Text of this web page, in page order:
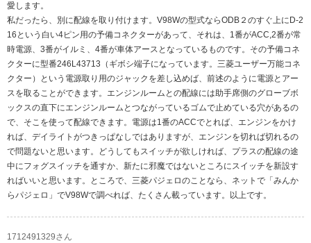
愛します。
私だったら、別に配線を取り付けます。V98Wの型式ならODB２のすぐ上にD-2
16という白い4ピン用の予備コネクターがあって、それは、1番がACC,2番が常
時電源、3番がイルミ、4番が車体アースとなっているものです。その予備コネ
クターに型番246L43713（ギボシ端子になっています。三菱ユーザー万能コネ
クター）という電源取り用のジャックを差し込めば、前述のように電源とアー
スを取ることができます。エンジンルームとの配線には助手席側のグローブボ
ックスの直下にエンジンルームとつながっているゴムで止めている穴があるの
で、そこを使って配線できます。電源は1番のACCでとれば、エンジンをかけ
れば、デイライトがつきっぱなしではありますが、エンジンを切れば切れるの
で問題ないと思います。どうしてもスイッチが欲しければ、プラスの配線の途
中にフォグスイッチを通すか、新たに邪魔ではないところにスイッチを新設す
ればいいと思います。ところで、三菱パジェロのことなら、ネットで「みんか
らパジェロ」でV98Wで調べれば、たくさん載っています。以上です。
1712491329さん